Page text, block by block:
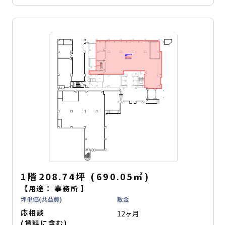
1階 208.74坪 ( 690.05㎡ )
【用途：事務所 】
坪単価(共益費)
応相談
敷金
12ヶ月